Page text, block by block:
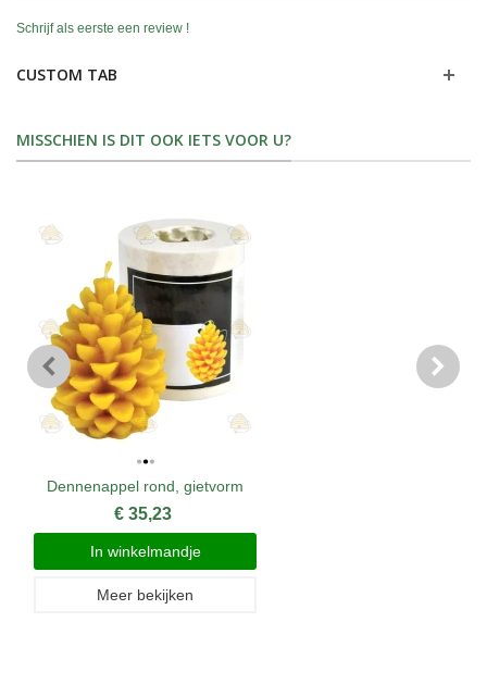
Schrijf als eerste een review !
CUSTOM TAB
MISSCHIEN IS DIT OOK IETS VOOR U?
Dennenappel rond, gietvorm
€ 35,23
In winkelmandje
Meer bekijken